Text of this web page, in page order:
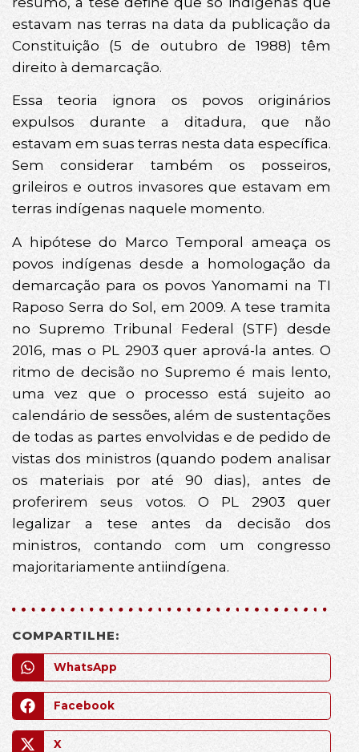
estavam nas terras na data da publicação da
Constituição (5 de outubro de 1988) têm
direito à demarcação.
Essa teoria ignora os povos originários
expulsos durante a ditadura, que não
estavam em suas terras nesta data específica.
Sem considerar também os posseiros,
grileiros e outros invasores que estavam em
terras indígenas naquele momento.
A hipótese do Marco Temporal ameaça os
povos indígenas desde a homologação da
demarcação para os povos Yanomami na TI
Raposo Serra do Sol, em 2009. A tese tramita
no Supremo Tribunal Federal (STF) desde
2016, mas o PL 2903 quer aprová-la antes. O
ritmo de decisão no Supremo é mais lento,
uma vez que o processo está sujeito ao
calendário de sessões, além de sustentações
de todas as partes envolvidas e de pedido de
vistas dos ministros (quando podem analisar
os materiais por até 90 dias), antes de
proferirem seus votos. O PL 2903 quer
legalizar a tese antes da decisão dos
ministros, contando com um congresso
majoritariamente antiindígena.
COMPARTILHE:
WhatsApp
Facebook
X